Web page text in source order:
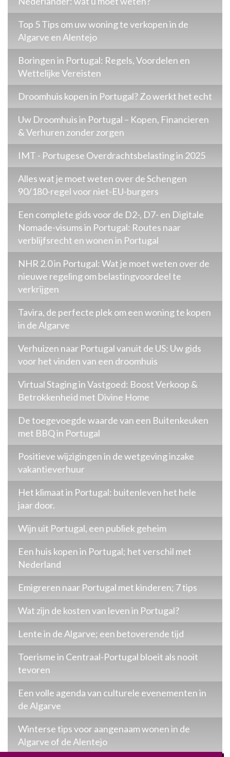
Top 5 Tips om uw woning te verkopen in de
Algarve en Alentejo
Boringen in Portugal: Regels, Voordelen en
Wettelijke Vereisten
Droomhuis kopen in Portugal? Zo werkt het echt
Uw Droomhuis in Portugal – Kopen, Financieren
& Verhuren zonder zorgen
IMT - Portugese Overdrachtsbelasting in 2025
Alles wat je moet weten over de Schengen
90/180-regel voor niet-EU-burgers
Een complete gids voor de D2-, D7- en Digitale
Nomade-visums in Portugal: Routes naar
verblijfsrecht en wonen in Portugal
NHR 2.0 in Portugal: Wat je moet weten over de
nieuwe regeling om belastingvoordeel te
verkrijgen
Tavira, de perfecte plek om een woning te kopen
in de Algarve
Verhuizen naar Portugal vanuit de US: Uw gids
voor het vinden van een droomhuis
Virtual Staging in Vastgoed: Boost Verkoop &
Betrokkenheid met Divine Home
De toegevoegde waarde van een Buitenkeuken
met BBQ in Portugal
Positieve wijzigingen in de wetgeving inzake
vakantieverhuur
Het klimaat in Portugal: buitenleven het hele
jaar door.
Wijn uit Portugal, een publiek geheim
Een huis kopen in Portugal; het verschil met
Nederland
Emigreren naar Portugal met kinderen; 7 tips
Wat zijn de kosten van leven in Portugal?
Lente in de Algarve; een betoverende tijd
Toerisme in Centraal-Portugal bloeit als nooit
tevoren
Een volle agenda van culturele evenementen in
de Algarve
Winterse tips voor aangenaam wonen in de
Algarve of de Alentejo